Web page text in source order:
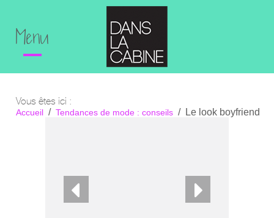
Menu
Vous êtes ici :
Accueil Tendances de mode : conseils Le look boyfriend